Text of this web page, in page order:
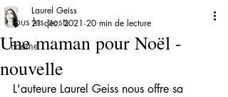
Tous les posts
Poème
Une maman pour Noël -
nouvelle
Laurel Geiss
21 déc. 2021 20 min de lecture
L'auteure Laurel Geiss nous offre sa